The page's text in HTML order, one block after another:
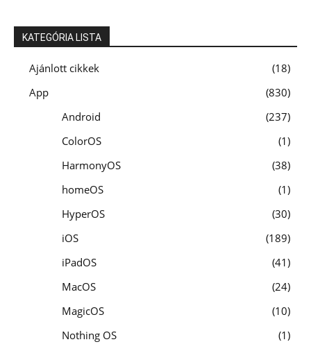
KATEGÓRIA LISTA
Ajánlott cikkek
18
App
830
Android
237
ColorOS
1
HarmonyOS
38
homeOS
1
HyperOS
30
iOS
189
iPadOS
41
MacOS
24
MagicOS
10
Nothing OS
1